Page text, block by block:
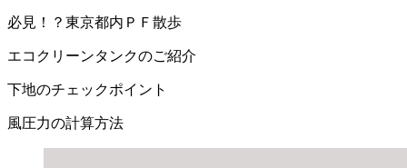
必見！？東京都内ＰＦ散歩
エコクリーンタンクのご紹介
下地のチェックポイント
風圧力の計算方法